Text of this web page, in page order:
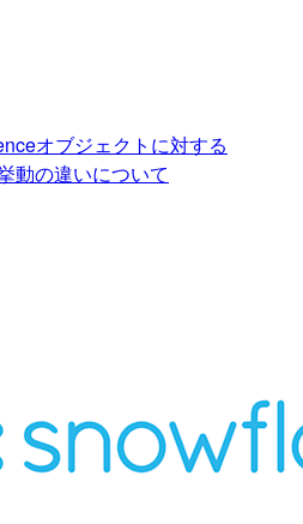
オブジェクトに対する
動の違いについて